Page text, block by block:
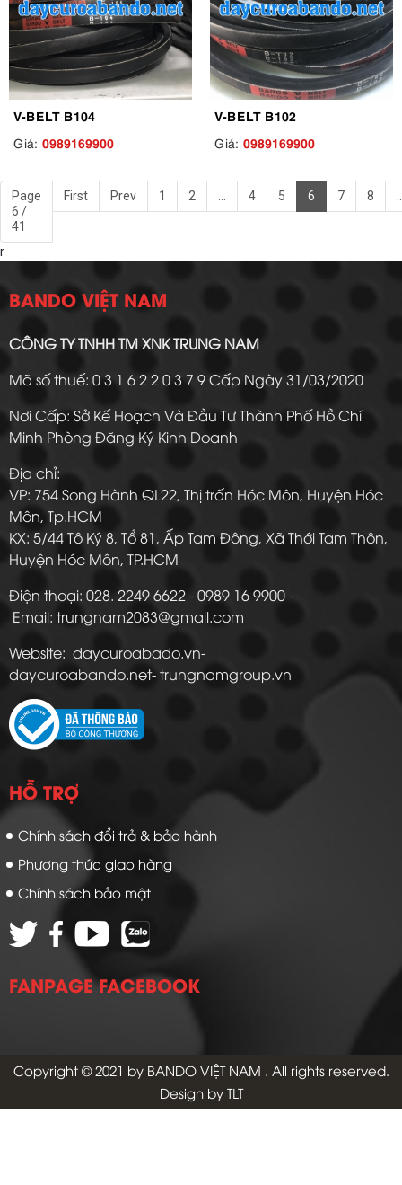
V-BELT B104
Giá: 0989169900
V-BELT B102
Giá: 0989169900
Page
6 /
41
First Prev 1 2 ... 4 5 6 7 8
r
BANDO VIỆT NAM
CÔNG TY TNHH TM XNK TRUNG NAM
Mã số thuế: 0 3 1 6 2 2 0 3 7 9 Cấp Ngày 31/03/2020
Nơi Cấp: Sở Kế Hoạch Và Đầu Tư Thành Phố Hồ Chí
Minh Phòng Đăng Ký Kinh Doanh
Địa chỉ:
VP: 754 Song Hành QL22, Thị trấn Hóc Môn, Huyện Hóc
Môn, Tp.HCM
KX: 5/44 Tô Ký 8, Tổ 81, Ấp Tam Đông, Xã Thới Tam Thôn,
Huyện Hóc Môn, TP.HCM
Điện thoại: 028. 2249 6622 - 0989 16 9900 -
Email: trungnam2083@gmail.com
Website: daycuroabado.vn-
daycuroabando.net- trungnamgroup.vn
HỖ TRỢ
Chính sách đổi trả & bảo hành
Phương thức giao hàng
Chính sách bảo mật
FANPAGE FACEBOOK
Copyright © 2021 by BANDO VIỆT NAM . All rights reserved.
Design by TLT